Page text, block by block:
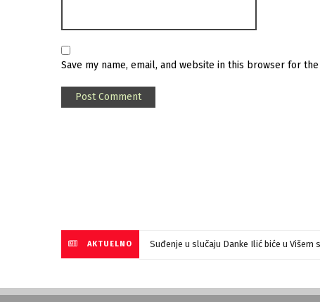
Save my name, email, and website in this browser for
AKTUELNO Suđenje u slučaju Danke Ilić biće u Višem